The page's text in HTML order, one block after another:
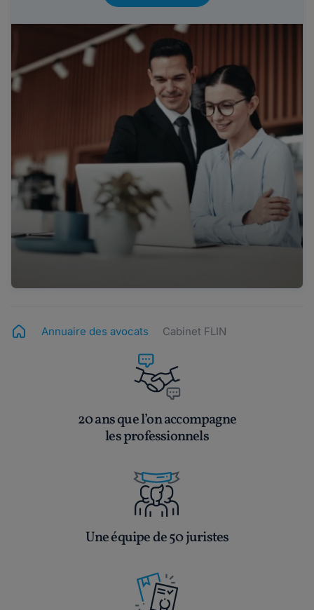
Annuaire des avocats Cabinet FLIN
20 ans que l’on accompagne
les professionnels
Une équipe de 50 juristes